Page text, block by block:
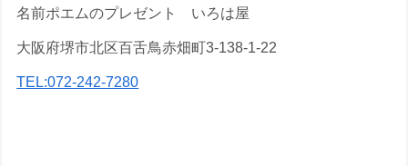
名前ポエムのプレゼント いろは屋
大阪府堺市北区百舌鳥赤畑町3-138-1-22
TEL:072-242-7280